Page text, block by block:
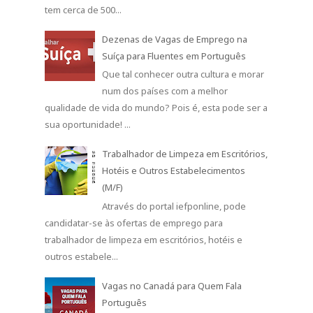
tem cerca de 500...
Dezenas de Vagas de Emprego na
Suíça para Fluentes em Português
Que tal conhecer outra cultura e morar
num dos países com a melhor
qualidade de vida do mundo? Pois é, esta pode ser a
sua oportunidade! ...
Trabalhador de Limpeza em Escritórios,
Hotéis e Outros Estabelecimentos
(M/F)
Através do portal iefponline, pode
candidatar-se às ofertas de emprego para
trabalhador de limpeza em escritórios, hotéis e
outros estabele...
Vagas no Canadá para Quem Fala
Português